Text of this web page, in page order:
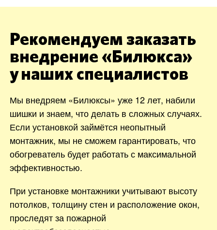
Рекомендуем заказать
внедрение «Билюкса»
у наших специалистов
Мы внедряем «Билюксы» уже 12 лет, набили
шишки и знаем, что делать в сложных случаях.
Если установкой займётся неопытный
монтажник, мы не сможем гарантировать, что
обогреватель будет работать с максимальной
эффективностью.
При установке монтажники учитывают высоту
потолков, толщину стен и расположение окон,
проследят за пожарной